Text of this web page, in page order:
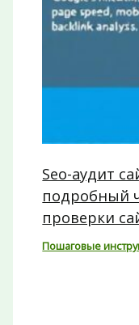
Seo-аудит
подробный
проверки
Пошаговые